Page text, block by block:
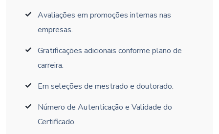
Avaliações em promoções internas nas
empresas.
Gratificações adicionais conforme plano de
carreira.
Em seleções de mestrado e doutorado.
Número de Autenticação e Validade do
Certificado.